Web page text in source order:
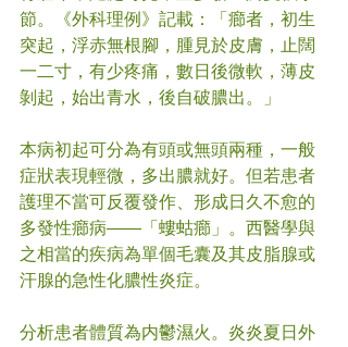
節。《外科理例》記載：「癤者，初生
突起，浮赤無根腳，腫見於皮膚，止闊
一二寸，有少疼痛，數日後微軟，薄皮
剝起，始出青水，後自破膿出。」
本病初起可分為有頭或無頭兩種，一般
症狀表現輕微，多出膿就好。但若患者
護理不當可反覆發作、形成日久不愈的
多發性癤病——「螻蛄癤」。西醫學與
之相當的疾病為單個毛囊及其皮脂腺或
汗腺的急性化膿性炎症。
分析患者體質為内鬱濕火。炎炎夏日外